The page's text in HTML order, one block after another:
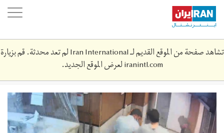
Skip
main
content
تشاهد صفحة من الموقع القديم لـ Iran International لم تعد محدثة. قم بزيارة
iranintl.comلعرض الموقع الجديد.
evin-
2.jpeg